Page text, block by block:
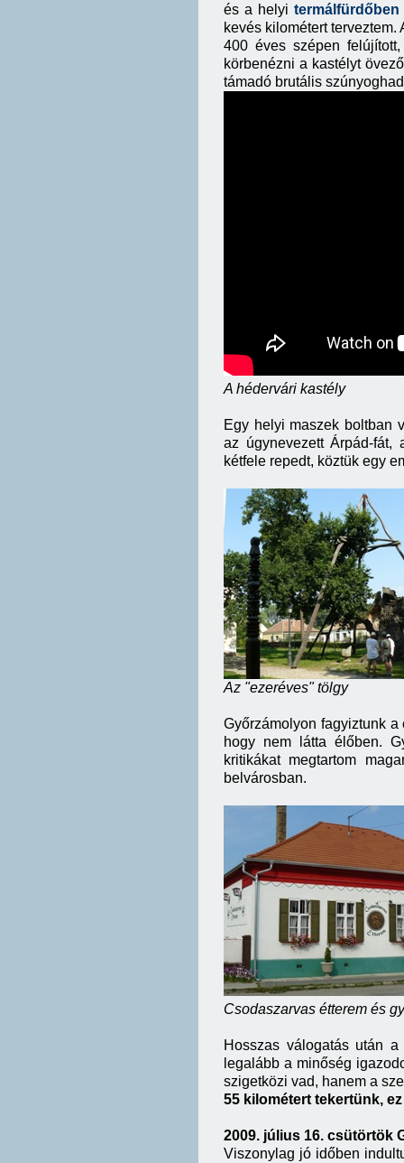
és a helyi termálfürdőben
kevés kilométert
400 éves szépen
körbenézni a kastélyt
támadó brutális
A hédervári kastély
Egy helyi maszek boltban
az úgynevezett Árpád-
kétfele repedt, köztük egy
Az "ezeréves" tölgy
Győrzámolyon fagyiztunk
hogy nem látta élőben.
kritikákat megtartom
belvárosban.
Csodaszarvas étterem és
Hosszas válogatás után
legalább a minőség
szigetközi vad, hanem a
55 kilométert tekertünk,
2009. július 16. csütörtök
Viszonylag jó időben